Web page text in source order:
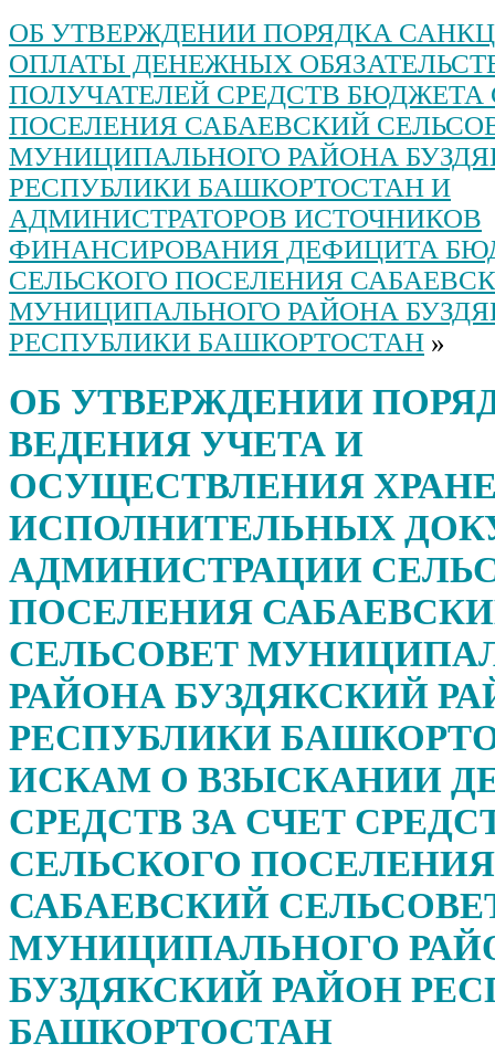
ОБ УТВЕРЖДЕНИИ ПОРЯДКА
ОПЛАТЫ ДЕНЕЖНЫХ
ПОЛУЧАТЕЛЕЙ СРЕДСТВ БЮДЖЕТА
ПОСЕЛЕНИЯ САБАЕВСКИЙ
МУНИЦИПАЛЬНОГО РАЙОНА
РЕСПУБЛИКИ БАШКОРТОСТАН И
АДМИНИСТРАТОРОВ ИСТОЧНИКОВ
ФИНАНСИРОВАНИЯ ДЕФИЦИТА
СЕЛЬСКОГО ПОСЕЛЕНИЯ
МУНИЦИПАЛЬНОГО РАЙОНА
РЕСПУБЛИКИ БАШКОРТОСТАН »
ОБ УТВЕРЖДЕНИИ
ВЕДЕНИЯ УЧЕТА И
ОСУЩЕСТВЛЕНИЯ
ИСПОЛНИТЕЛЬНЫХ
АДМИНИСТРАЦИИ
ПОСЕЛЕНИЯ
СЕЛЬСОВЕТ
РАЙОНА БУЗДЯКСКИЙ
РЕСПУБЛИКИ
ИСКАМ О ВЗЫСКАНИИ
СРЕДСТВ ЗА СЧЕТ
СЕЛЬСКОГО ПОСЕЛЕНИЯ
САБАЕВСКИЙ
МУНИЦИПАЛЬНОГО
БУЗДЯКСКИЙ РАЙОН
БАШКОРТОСТАН